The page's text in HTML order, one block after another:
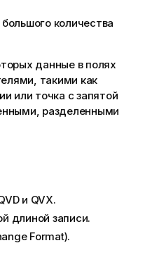
количества
данные в полях
такими как
или точка с запятой
разделенными
и QVX.
длиной записи.
Format).